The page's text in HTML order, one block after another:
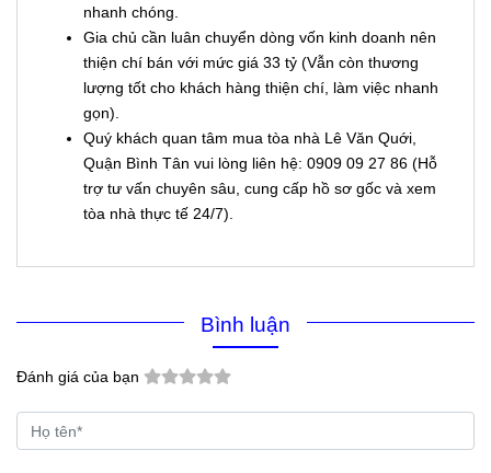
nhanh chóng.
Gia chủ cần luân chuyển dòng vốn kinh doanh nên
thiện chí bán với mức giá 33 tỷ (Vẫn còn thương
lượng tốt cho khách hàng thiện chí, làm việc nhanh
gọn).
Quý khách quan tâm mua tòa nhà Lê Văn Quới,
Quận Bình Tân vui lòng liên hệ: 0909 09 27 86 (Hỗ
trợ tư vấn chuyên sâu, cung cấp hồ sơ gốc và xem
tòa nhà thực tế 24/7).
Bình luận
Đánh giá của bạn